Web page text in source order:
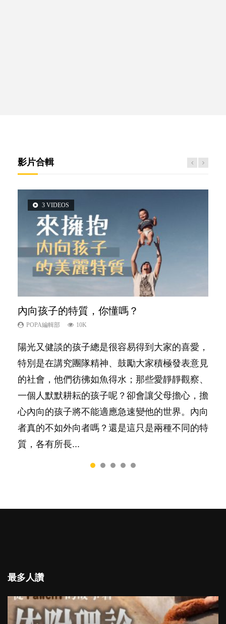
影片合輯
3 VIDEOS
內向孩子的特質，你懂嗎？
POPA編輯部 10K
陽光又健談的孩子總是很容易得到大家的喜愛，
特別是在講究團隊精神、鼓勵大家積極發表意見
的社會，他們彷彿如魚得水；那些愛靜靜觀察、
一個人默默耕耘的孩子呢？卻會讓父母擔心，擔
心內向的孩子將不能適應急速變他的世界。內向
者真的不如外向者嗎？還是這只是兩種不同的特
質，各有所長...
6 VIDEOS
孩子能力天注定？
POPA編輯部 7.9K
很多父母都希望孩子係個「叻仔叻女」，學業別
太差，日常自理井井有條。這樣的孩子是萬中無
一，還是魚與熊掌，不能兼得？...
6 VIDEOS
愛孩子也別忘了愛自己，父母如何關顧自
己的身心靈？
照顧孩子衣食住行、陪同兒女應對功課測驗，還
要陪玩製造親子時間，尚要處理家中雜項要
務……當父母的，有千百個任務要做。可惜，有
一樣重要至極的，總被遺漏——關注自己的情緒
和心理健康。...
5 VIDEOS
夫妻必看！經營婚姻，沒捷徑
POPA編輯部 22.9K
你是不是也曾經以為只要跟相愛的人結婚，就自
然能走到白頭，但生了孩子卻發現事情不如你所
料？ 經營婚姻，不如我們想像的簡單，卻也不
是大家說得那麼難。一起來認識婚姻的真相！...
2 VIDEOS
想孩子學好外語，點做好？
POPA編輯部 9.9K
有人話學多種語言越早開始越好，有人卻說一時
間太多語言，會令孩子感到混淆，到底誰是誰
非？聽聽專家怎樣說，解開語言學習的迷思～...
最多人讚